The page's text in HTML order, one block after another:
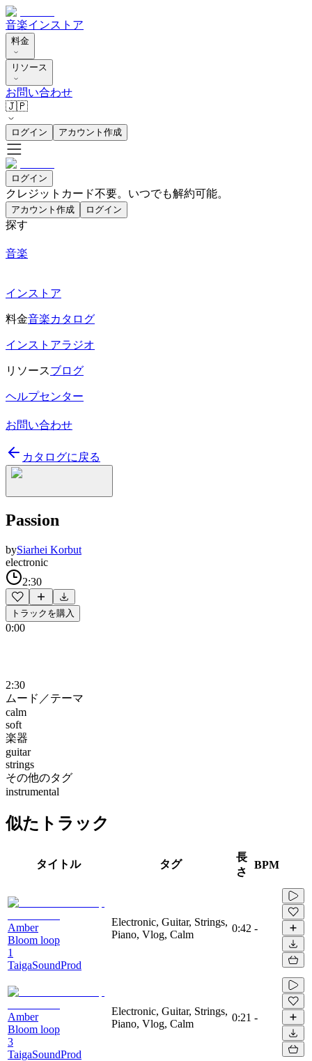
音楽インストア
料金
リソース
お問い合わせ
🇯🇵
ログイン アカウント作成
ログイン
クレジットカード不要。いつでも解約可能。
アカウント作成 ログイン
探す
音楽
インストア
料金音楽カタログ
インストアラジオ
リソースブログ
ヘルプセンター
お問い合わせ
カタログに戻る
Passion
bySiarhei Korbut
electronic
2:30
トラックを購入
0:00
2:30
ムード／テーマ
calm
soft
楽器
guitar
strings
その他のタグ
instrumental
似たトラック
タイトル タグ
長
さ
BPM
Amber
Bloom loop
1
TaigaSoundProd
Electronic, Guitar, Strings,
Piano, Vlog, Calm
0:42 -
Amber
Bloom loop
3
TaigaSoundProd
Electronic, Guitar, Strings,
Piano, Vlog, Calm
0:21 -